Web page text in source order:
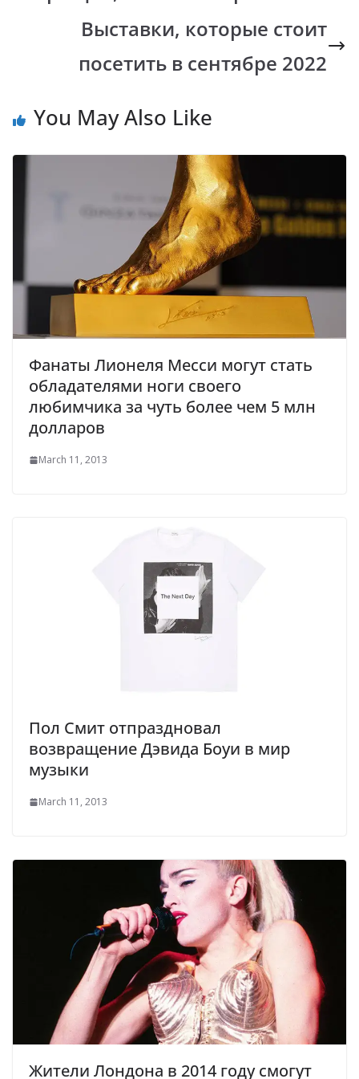
o A
p
p
Li
n
k
a
m
Выставки, которые стоит
посетить в сентябре 2022
You May Also Like
Фанаты Лионеля Месси могут стать
обладателями ноги своего
любимчика за чуть более чем 5 млн
долларов
March 11, 2013
Пол Смит отпраздновал
возвращение Дэвида Боуи в мир
музыки
March 11, 2013
Жители Лондона в 2014 году смогут